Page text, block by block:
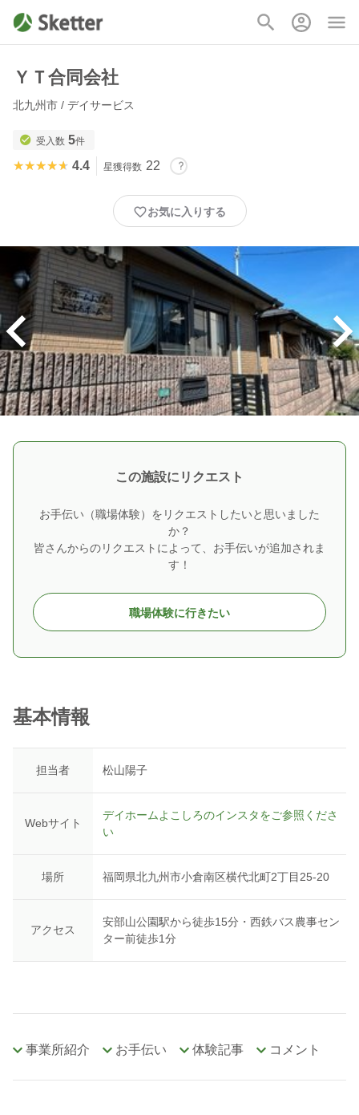
ＹＴ合同会社
北九州市 / デイサービス
受入数 5件
★★★★★
★★★★★ 4.4 星獲得数 22
お気に入りする
この施設にリクエスト
お手伝い（職場体験）をリクエストしたいと思いました
か？
皆さんからのリクエストによって、お手伝いが追加されま
す！
職場体験に行きたい
基本情報
担当者 松山陽子
Webサイト
デイホームよこしろのインスタをご参照くださ
い
場所 福岡県北九州市小倉南区横代北町2丁目25-20
アクセス
安部山公園駅から徒歩15分・西鉄バス農事セン
ター前徒歩1分
事業所紹介 お手伝い 体験記事 コメント